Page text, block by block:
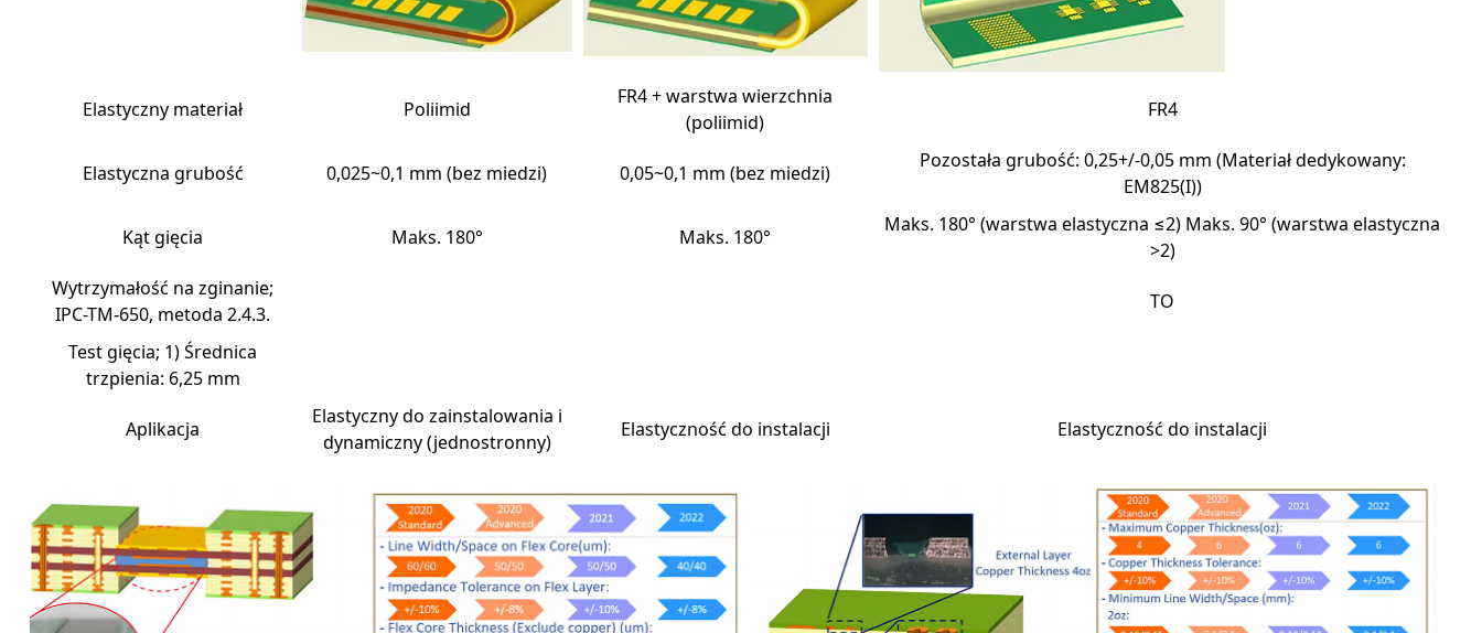
Elastyczny materiał Poliimid
FR4 + warstwa wierzchnia
(poliimid)
FR4
Elastyczna grubość 0,025~0,1 mm (bez miedzi) 0,05~0,1 mm (bez miedzi)
Pozostała grubość: 0,25+/‐0,05 mm (Materiał dedykowany:
EM825(I))
Kąt gięcia Maks. 180° Maks. 180°
Maks. 180° (warstwa elastyczna ≤2) Maks. 90° (warstwa elastyczna
>2)
Wytrzymałość na zginanie;
IPC-TM-650, metoda 2.4.3.
TO
Test gięcia; 1) Średnica
trzpienia: 6,25 mm
Aplikacja
Elastyczny do zainstalowania i
dynamiczny (jednostronny)
Elastyczność do instalacji Elastyczność do instalacji